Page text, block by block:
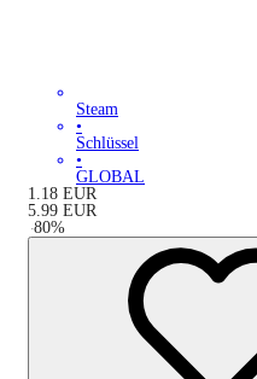
Steam
•
Schlüssel
•
GLOBAL
1.18 EUR
5.99 EUR
-80%